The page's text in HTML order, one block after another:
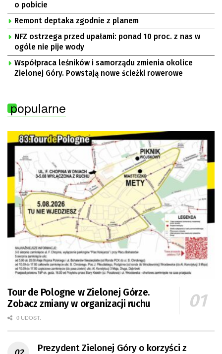
o pobicie
Remont deptaka zgodnie z planem
NFZ ostrzega przed upałami: ponad 10 proc. z nas w
ogóle nie pije wody
Współpraca leśników i samorządu zmienia okolice
Zielonej Góry. Powstają nowe ścieżki rowerowe
popularne
Tour de Pologne w Zielonej Górze.
Zobacz zmiany w organizacji ruchu
0 UDOST.
Prezydent Zielonej Góry o korzyści z